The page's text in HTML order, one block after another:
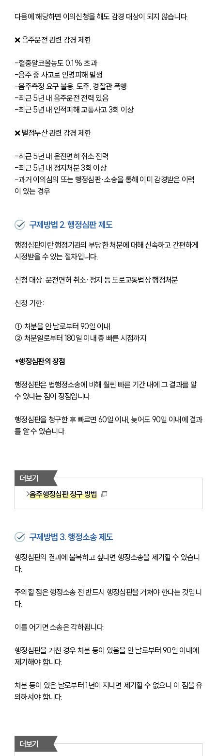
다음에 해당하면 이의신청을 해도 감경 대상이 되지 않습니다.
❌ 음주운전 관련 감경 제한
-혈중알코올농도 0.1% 초과
-음주 중 사고로 인명피해 발생
-음주측정 요구 불응, 도주, 경찰관 폭행
-최근 5년 내 음주운전 전력 있음
-최근 5년 내 인적피해 교통사고 3회 이상
❌ 벌점누산 관련 감경 제한
-최근 5년 내 운전면허 취소 전력
-최근 5년 내 정지처분 3회 이상
-과거 이의심의 또는 행정심판·소송을 통해 이미 감경받은 이력
이 있는 경우
구제방법 2. 행정심판 제도
행정심판이란 행정기관의 부당한 처분에 대해 신속하고 간편하게
시정받을 수 있는 절차입니다.
신청 대상: 운전면허 취소·정지 등 도로교통법상 행정처분
신청 기한:
① 처분을 안 날로부터 90일 이내
② 처분일로부터 180일 이내 중 빠른 시점까지
*행정심판의 장점
행정심판은 법행정소송에 비해 훨씬 빠른 기간 내에 그 결과를 알
수 있다는 점이 장점입니다.
행정심판을 청구한 후 빠르면 60일 이내, 늦어도 90일 이내에 결과
를 알 수 있습니다.
더보기
음주행정심판 청구 방법
구제방법 3. 행정소송 제도
행정심판의 결과에 불복하고 싶다면 행정소송을 제기할 수 있습니
다.
주의할 점은 행정소송 전 반드시 행정심판을 거쳐야 한다는 것입니
다.
이를 어기면 소송은 각하됩니다.
행정심판을 거친 경우 처분 등이 있음을 안 날로부터 90일 이내에
제기해야 합니다.
처분 등이 있은 날로부터 1년이 지나면 제기할 수 없으니 이 점을 유
의하셔야 합니다.
더보기